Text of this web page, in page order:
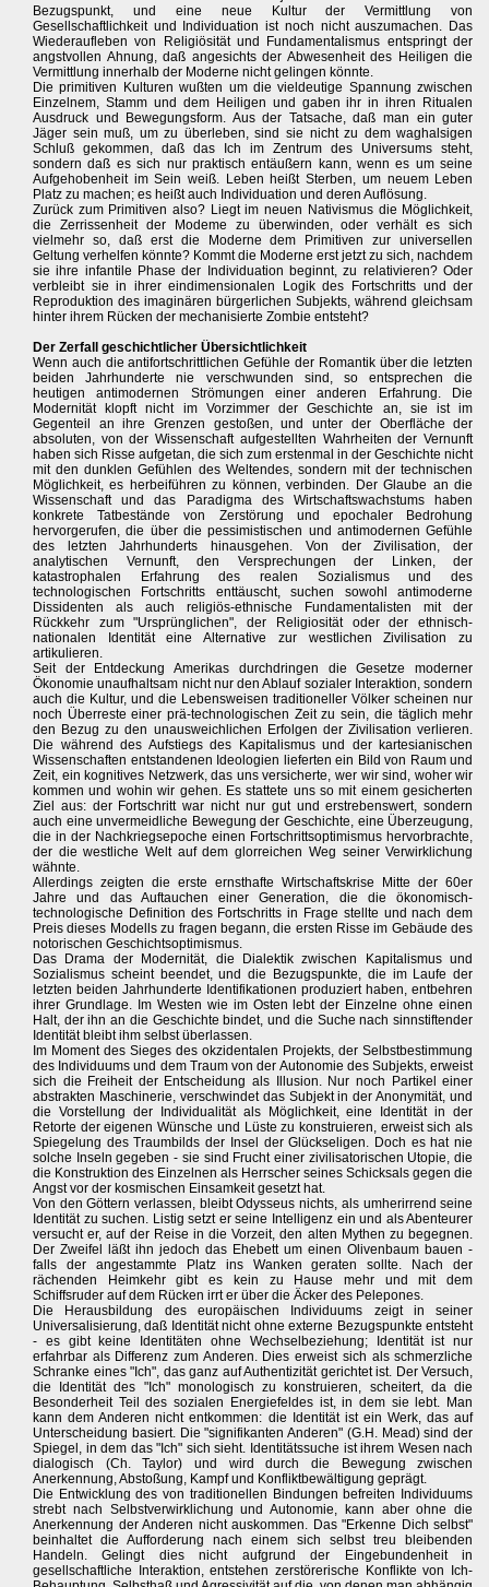
Bezugspunkt, und eine neue Kultur der Vermittlung von
Gesellschaftlichkeit und Individuation ist noch nicht auszumachen. Das
Wiederaufleben von Religiösität und Fundamentalismus entspringt der
angstvollen Ahnung, daß angesichts der Abwesenheit des Heiligen die
Vermittlung innerhalb der Moderne nicht gelingen könnte.
Die primitiven Kulturen wußten um die vieldeutige Spannung zwischen
Einzelnem, Stamm und dem Heiligen und gaben ihr in ihren Ritualen
Ausdruck und Bewegungsform. Aus der Tatsache, daß man ein guter
Jäger sein muß, um zu überleben, sind sie nicht zu dem waghalsigen
Schluß gekommen, daß das Ich im Zentrum des Universums steht,
sondern daß es sich nur praktisch entäußern kann, wenn es um seine
Aufgehobenheit im Sein weiß. Leben heißt Sterben, um neuem Leben
Platz zu machen; es heißt auch Individuation und deren Auflösung.
Zurück zum Primitiven also? Liegt im neuen Nativismus die Möglichkeit,
die Zerrissenheit der Modeme zu überwinden, oder verhält es sich
vielmehr so, daß erst die Moderne dem Primitiven zur universellen
Geltung verhelfen könnte? Kommt die Moderne erst jetzt zu sich, nachdem
sie ihre infantile Phase der Individuation beginnt, zu relativieren? Oder
verbleibt sie in ihrer eindimensionalen Logik des Fortschritts und der
Reproduktion des imaginären bürgerlichen Subjekts, während gleichsam
hinter ihrem Rücken der mechanisierte Zombie entsteht?
Der Zerfall geschichtlicher Übersichtlichkeit
Wenn auch die antifortschrittlichen Gefühle der Romantik über die letzten
beiden Jahrhunderte nie verschwunden sind, so entsprechen die
heutigen antimodernen Strömungen einer anderen Erfahrung. Die
Modernität klopft nicht im Vorzimmer der Geschichte an, sie ist im
Gegenteil an ihre Grenzen gestoßen, und unter der Oberfläche der
absoluten, von der Wissenschaft aufgestellten Wahrheiten der Vernunft
haben sich Risse aufgetan, die sich zum erstenmal in der Geschichte nicht
mit den dunklen Gefühlen des Weltendes, sondern mit der technischen
Möglichkeit, es herbeiführen zu können, verbinden. Der Glaube an die
Wissenschaft und das Paradigma des Wirtschaftswachstums haben
konkrete Tatbestände von Zerstörung und epochaler Bedrohung
hervorgerufen, die über die pessimistischen und antimodernen Gefühle
des letzten Jahrhunderts hinausgehen. Von der Zivilisation, der
analytischen Vernunft, den Versprechungen der Linken, der
katastrophalen Erfahrung des realen Sozialismus und des
technologischen Fortschritts enttäuscht, suchen sowohl antimoderne
Dissidenten als auch religiös-ethnische Fundamentalisten mit der
Rückkehr zum "Ursprünglichen", der Religiosität oder der ethnisch-
nationalen Identität eine Alternative zur westlichen Zivilisation zu
artikulieren.
Seit der Entdeckung Amerikas durchdringen die Gesetze moderner
Ökonomie unaufhaltsam nicht nur den Ablauf sozialer Interaktion, sondern
auch die Kultur, und die Lebensweisen traditioneller Völker scheinen nur
noch Überreste einer prä-technologischen Zeit zu sein, die täglich mehr
den Bezug zu den unausweichlichen Erfolgen der Zivilisation verlieren.
Die während des Aufstiegs des Kapitalismus und der kartesianischen
Wissenschaften entstandenen Ideologien lieferten ein Bild von Raum und
Zeit, ein kognitives Netzwerk, das uns versicherte, wer wir sind, woher wir
kommen und wohin wir gehen. Es stattete uns so mit einem gesicherten
Ziel aus: der Fortschritt war nicht nur gut und erstrebenswert, sondern
auch eine unvermeidliche Bewegung der Geschichte, eine Überzeugung,
die in der Nachkriegsepoche einen Fortschrittsoptimismus hervorbrachte,
der die westliche Welt auf dem glorreichen Weg seiner Verwirklichung
wähnte.
Allerdings zeigten die erste ernsthafte Wirtschaftskrise Mitte der 60er
Jahre und das Auftauchen einer Generation, die die ökonomisch-
technologische Definition des Fortschritts in Frage stellte und nach dem
Preis dieses Modells zu fragen begann, die ersten Risse im Gebäude des
notorischen Geschichtsoptimismus.
Das Drama der Modernität, die Dialektik zwischen Kapitalismus und
Sozialismus scheint beendet, und die Bezugspunkte, die im Laufe der
letzten beiden Jahrhunderte Identifikationen produziert haben, entbehren
ihrer Grundlage. Im Westen wie im Osten lebt der Einzelne ohne einen
Halt, der ihn an die Geschichte bindet, und die Suche nach sinnstiftender
Identität bleibt ihm selbst überlassen.
Im Moment des Sieges des okzidentalen Projekts, der Selbstbestimmung
des Individuums und dem Traum von der Autonomie des Subjekts, erweist
sich die Freiheit der Entscheidung als Illusion. Nur noch Partikel einer
abstrakten Maschinerie, verschwindet das Subjekt in der Anonymität, und
die Vorstellung der Individualität als Möglichkeit, eine Identität in der
Retorte der eigenen Wünsche und Lüste zu konstruieren, erweist sich als
Spiegelung des Traumbilds der Insel der Glückseligen. Doch es hat nie
solche Inseln gegeben - sie sind Frucht einer zivilisatorischen Utopie, die
die Konstruktion des Einzelnen als Herrscher seines Schicksals gegen die
Angst vor der kosmischen Einsamkeit gesetzt hat.
Von den Göttern verlassen, bleibt Odysseus nichts, als umherirrend seine
Identität zu suchen. Listig setzt er seine Intelligenz ein und als Abenteurer
versucht er, auf der Reise in die Vorzeit, den alten Mythen zu begegnen.
Der Zweifel läßt ihn jedoch das Ehebett um einen Olivenbaum bauen -
falls der angestammte Platz ins Wanken geraten sollte. Nach der
rächenden Heimkehr gibt es kein zu Hause mehr und mit dem
Schiffsruder auf dem Rücken irrt er über die Äcker des Pelepones.
Die Herausbildung des europäischen Individuums zeigt in seiner
Universalisierung, daß Identität nicht ohne externe Bezugspunkte entsteht
- es gibt keine Identitäten ohne Wechselbeziehung; Identität ist nur
erfahrbar als Differenz zum Anderen. Dies erweist sich als schmerzliche
Schranke eines "Ich", das ganz auf Authentizität gerichtet ist. Der Versuch,
die Identität des "Ich" monologisch zu konstruieren, scheitert, da die
Besonderheit Teil des sozialen Energiefeldes ist, in dem sie lebt. Man
kann dem Anderen nicht entkommen: die Identität ist ein Werk, das auf
Unterscheidung basiert. Die "signifikanten Anderen" (G.H. Mead) sind der
Spiegel, in dem das "Ich" sich sieht. Identitätssuche ist ihrem Wesen nach
dialogisch (Ch. Taylor) und wird durch die Bewegung zwischen
Anerkennung, Abstoßung, Kampf und Konfliktbewältigung geprägt.
Die Entwicklung des von traditionellen Bindungen befreiten Individuums
strebt nach Selbstverwirklichung und Autonomie, kann aber ohne die
Anerkennung der Anderen nicht auskommen. Das "Erkenne Dich selbst"
beinhaltet die Aufforderung nach einem sich selbst treu bleibenden
Handeln. Gelingt dies nicht aufgrund der Eingebundenheit in
gesellschaftliche Interaktion, entstehen zerstörerische Konflikte von Ich-